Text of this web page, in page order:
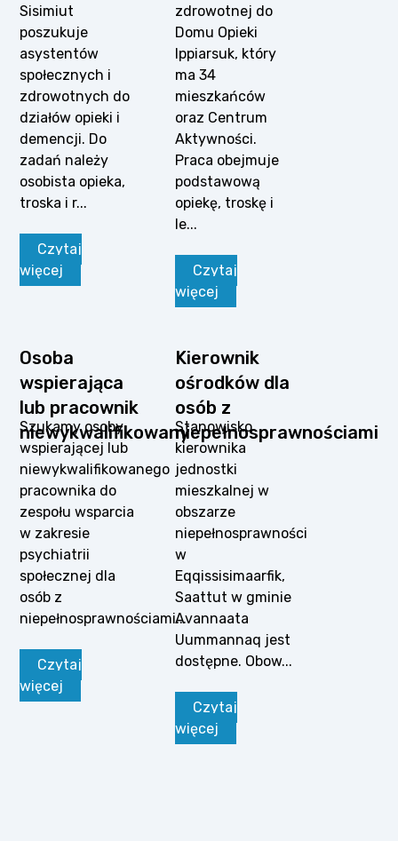
Sisimiut
poszukuje
asystentów
społecznych i
zdrowotnych do
działów opieki i
demencji. Do
zadań należy
osobista opieka,
troska i r...
Czytaj
więcej
zdrowotnej do
Domu Opieki
Ippiarsuk, który
ma 34
mieszkańców
oraz Centrum
Aktywności.
Praca obejmuje
podstawową
opiekę, troskę i
le...
Czytaj
więcej
Osoba
wspierająca
lub pracownik
niewykwalifikowany
Szukamy osoby
wspierającej lub
niewykwalifikowanego
pracownika do
zespołu wsparcia
w zakresie
psychiatrii
społecznej dla
osób z
niepełnosprawnościami...
Czytaj
więcej
Kierownik
ośrodków dla
osób z
niepełnosprawnościami
Stanowisko
kierownika
jednostki
mieszkalnej w
obszarze
niepełnosprawności
w
Eqqissisimaarfik,
Saattut w gminie
Avannaata
Uummannaq jest
dostępne. Obow...
Czytaj
więcej